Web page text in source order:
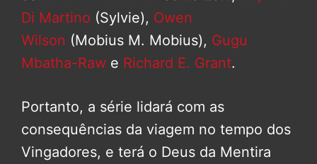
Di Martino (Sylvie), Owen
Wilson (Mobius M. Mobius), Gugu
Mbatha-Raw e Richard E. Grant.
Portanto, a série lidará com as
consequências da viagem no tempo dos
Vingadores, e terá o Deus da Mentira